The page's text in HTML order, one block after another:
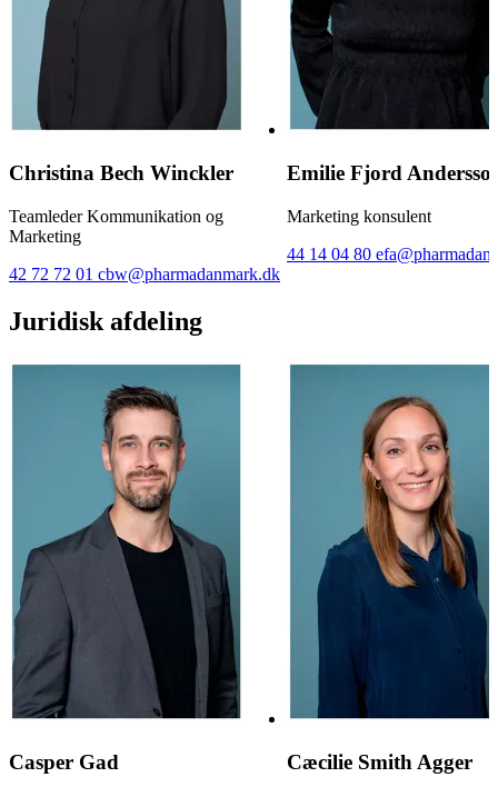
Christina Bech Winckler
Teamleder Kommunikation og
Marketing
42 72 72 01 cbw@pharmadanmark.dk
Emilie Fjord
Marketing konsulent
44 14 04 80
Juridisk afdeling
Casper Gad Cæcilie Smith Agger